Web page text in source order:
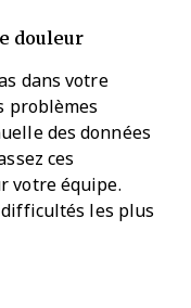
douleur
dans votre
problèmes
des données
ces
votre équipe.
difficultés les plus